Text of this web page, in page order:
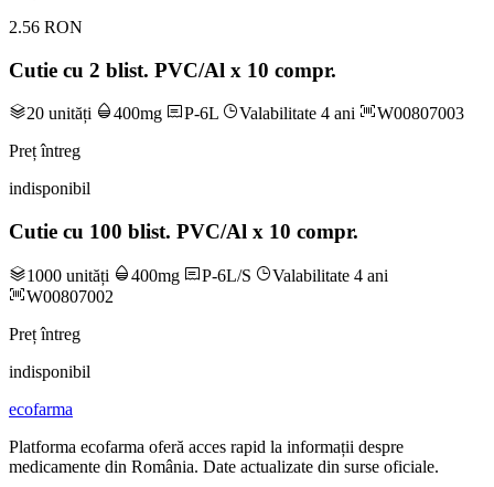
2.56 RON
Cutie cu 2 blist. PVC/Al x 10 compr.
20 unități 400mg P-6L Valabilitate 4 ani
W00807003
Preț întreg
indisponibil
Cutie cu 100 blist. PVC/Al x 10 compr.
1000 unități 400mg P-6L/S
Valabilitate 4 ani
W00807002
Preț întreg
indisponibil
ecofarma
Platforma ecofarma oferă acces rapid la informații despre
medicamente din România. Date actualizate din surse oficiale.